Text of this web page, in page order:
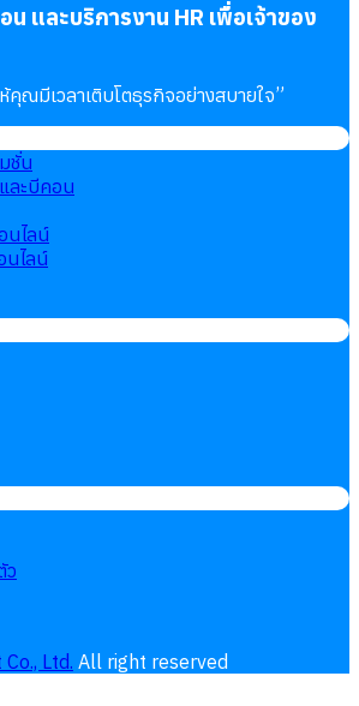
น และบริการงาน HR เพื่อเจ้าของ
คุณมีเวลาเติบโตธุรกิจอย่างสบายใจ”
ชั่น
ละบีคอน
นไลน์
นไลน์
ว
Ltd. All right reserved